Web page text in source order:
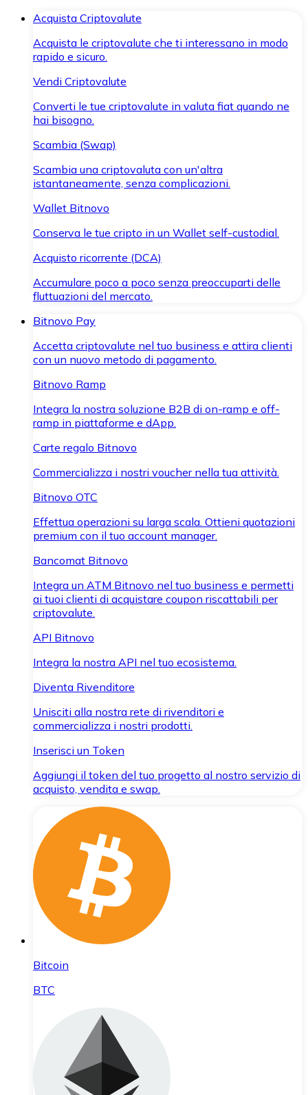
Acquista Criptovalute
Acquista le criptovalute che ti interessano in modo
rapido e sicuro.
Vendi Criptovalute
Converti le tue criptovalute in valuta fiat quando ne
hai bisogno.
Scambia (Swap)
Scambia una criptovaluta con un'altra
istantaneamente, senza complicazioni.
Wallet Bitnovo
Conserva le tue cripto in un Wallet self-custodial.
Acquisto ricorrente (DCA)
Accumulare poco a poco senza preoccuparti delle
fluttuazioni del mercato.
Bitnovo Pay
Accetta criptovalute nel tuo business e attira clienti
con un nuovo metodo di pagamento.
Bitnovo Ramp
Integra la nostra soluzione B2B di on-ramp e off-
ramp in piattaforme e dApp.
Carte regalo Bitnovo
Commercializza i nostri voucher nella tua attività.
Bitnovo OTC
Effettua operazioni su larga scala. Ottieni quotazioni
premium con il tuo account manager.
Bancomat Bitnovo
Integra un ATM Bitnovo nel tuo business e permetti
ai tuoi clienti di acquistare coupon riscattabili per
criptovalute.
API Bitnovo
Integra la nostra API nel tuo ecosistema.
Diventa Rivenditore
Unisciti alla nostra rete di rivenditori e
commercializza i nostri prodotti.
Inserisci un Token
Aggiungi il token del tuo progetto al nostro servizio di
acquisto, vendita e swap.
Bitcoin
BTC